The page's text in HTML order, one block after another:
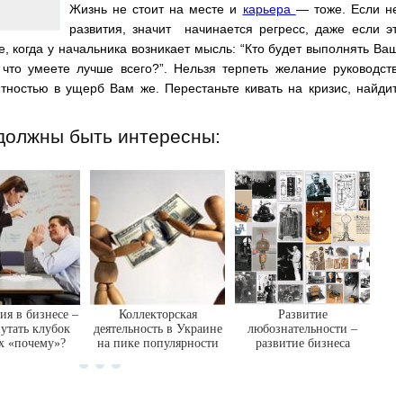
Жизнь не стоит на месте и карьера — тоже. Если
развития, значит начинается регресс, даже если
когда у начальника возникает мысль: “Кто будет выполнять
умеете лучше всего?”. Нельзя терпеть желание
в ущерб Вам же. Перестаньте кивать на кризис,
быть интересны:
в бизнесе –
клубок
«почему»?
Коллекторская
деятельность в Украине
на пике популярности
Развитие
любознательности –
развитие бизнеса